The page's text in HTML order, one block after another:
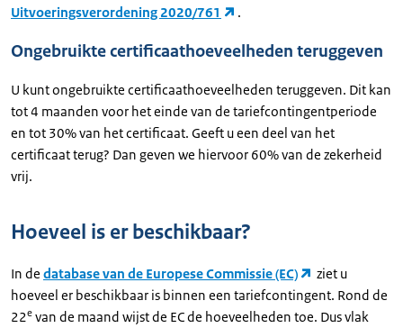
Uitvoeringsverordening 2020/761
.
Ongebruikte certificaathoeveelheden teruggeven
U kunt ongebruikte certificaathoeveelheden teruggeven. Dit kan
tot 4 maanden voor het einde van de tariefcontingentperiode
en tot 30% van het certificaat. Geeft u een deel van het
certificaat terug? Dan geven we hiervoor 60% van de zekerheid
vrij.
Hoeveel is er beschikbaar?
In de database van de Europese Commissie (EC)
ziet u
hoeveel er beschikbaar is binnen een tariefcontingent. Rond de
22e van de maand wijst de EC de hoeveelheden toe. Dus vlak